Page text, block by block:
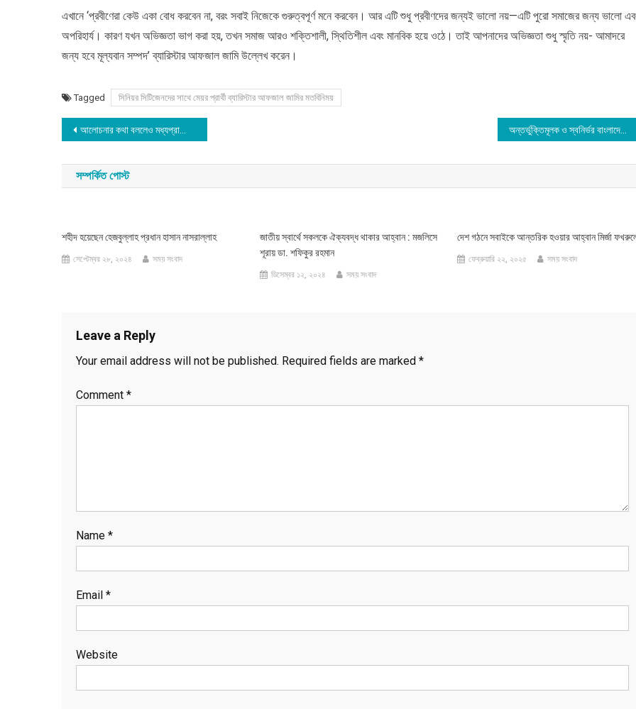
এখানে ‘প্রবীণেরা কেউ একা বোধ করবেন না, বরং সবাই নিজেকে গুরুত্বপূর্ণ মনে করবেন। আর এটি শুধু প্রবীণদের জন্যই ভালো নয়—এটি পুরো সমাজের জন্য ভালো
অপরিহার্য। কারণ যখন অভিজ্ঞতা ভাগ করা হয়, তখন সমাজ আরও শক্তিশালী, স্থিতিশীল এবং মানবিক হয়ে ওঠে। তাই আপনাদের অভিজ্ঞতা শুধু স্মৃতি নয়- আমাদরে
জন্য হবে মূল্যবান সম্পদ’ ব্যারিস্টার আফজাল জামি উল্লেখ করেন।
Tagged সিনিয়র সিটিজেনদের সাথে মেয়র প্রার্থী ব্যারিস্টার আফজাল জামির মতবিনিময়
Post
navigation
আলোচনার কথা বললেও মধ্যপ্রাচ্যে আরও ১০ হাজার সেনা পাঠানোর কথা ভাবছেন ট্রাম্প
সম্পর্কিত পোস্ট
শহীদ হয়েছেন হেজবুল্লাহ প্রধান হাসান নাসরাল্লাহ
সেপ্টেম্বর ২৮, ২০২৪ সময় সংবাদ
জাতীয় স্বার্থে সকলকে ঐক্যবদ্ধ থাকার আহ্বান : মজলিসে
শূরায় ডা. শফিকুর রহমান
ডিসেম্বর ১২, ২০২৪ সময় সংবাদ
দেশ গঠনে সবাইকে আন্তরিক হওয়ার আহ্বান মির্জা
ফেব্রুয়ারি ২২, ২০২৫ সময় সংবাদ
Leave a Reply
Your email address will not be published. Required fields are marked *
Comment *
Name *
Email *
Website